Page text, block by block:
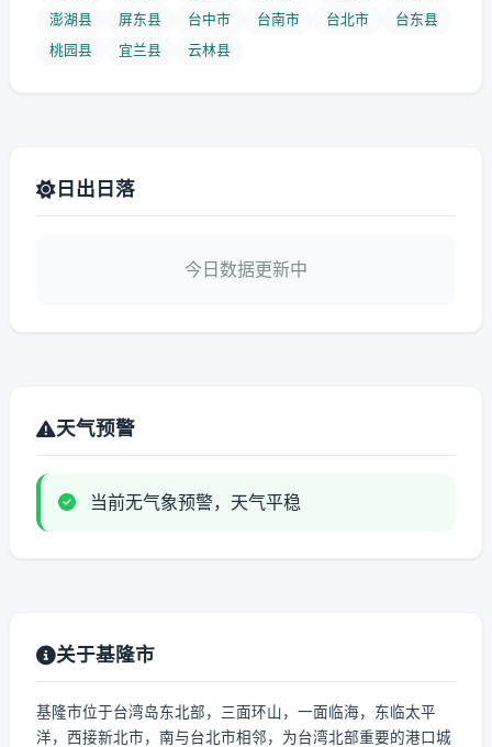
澎湖县
屏东县 台中市 台南市 台北市
台东县
桃园县
宜兰县 云林县
日出日落
今日数据更新中
天气预警
当前无气象预警，天气平稳
关于基隆市
基隆市位于台湾岛东北部，三面环山，一面临海，东临太平
洋，西接新北市，南与台北市相邻，为台湾北部重要的港口城